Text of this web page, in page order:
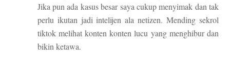
Jika pun ada kasus besar saya cukup menyimak dan tak
perlu ikutan jadi intelijen ala netizen. Mending sekrol
tiktok melihat konten konten lucu yang menghibur dan
bikin ketawa.